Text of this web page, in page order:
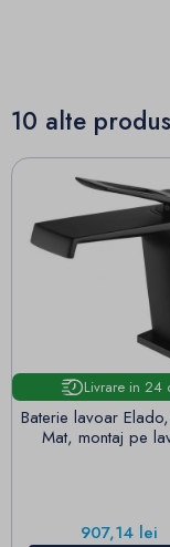
10 alte
Livrare in 24
Baterie lavoar
Mat, montaj pe
Pret
907,14 lei